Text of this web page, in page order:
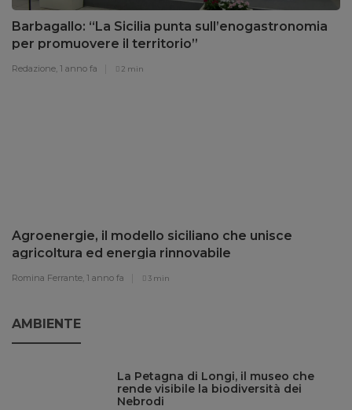
Barbagallo: “La Sicilia punta sull’enogastronomia
per promuovere il territorio”
Redazione, 1 anno fa 2 min
Agroenergie, il modello siciliano che unisce
agricoltura ed energia rinnovabile
Romina Ferrante, 1 anno fa 3 min
AMBIENTE
La Petagna di Longi, il museo che
rende visibile la biodiversità dei
Nebrodi